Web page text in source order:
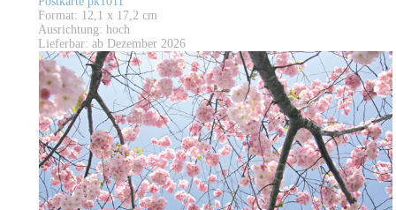
Format: 12,1 x 17,2 cm
Ausrichtung: hoch
Lieferbar: ab Dezember 2026